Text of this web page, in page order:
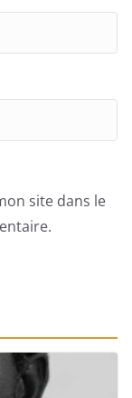
site dans le